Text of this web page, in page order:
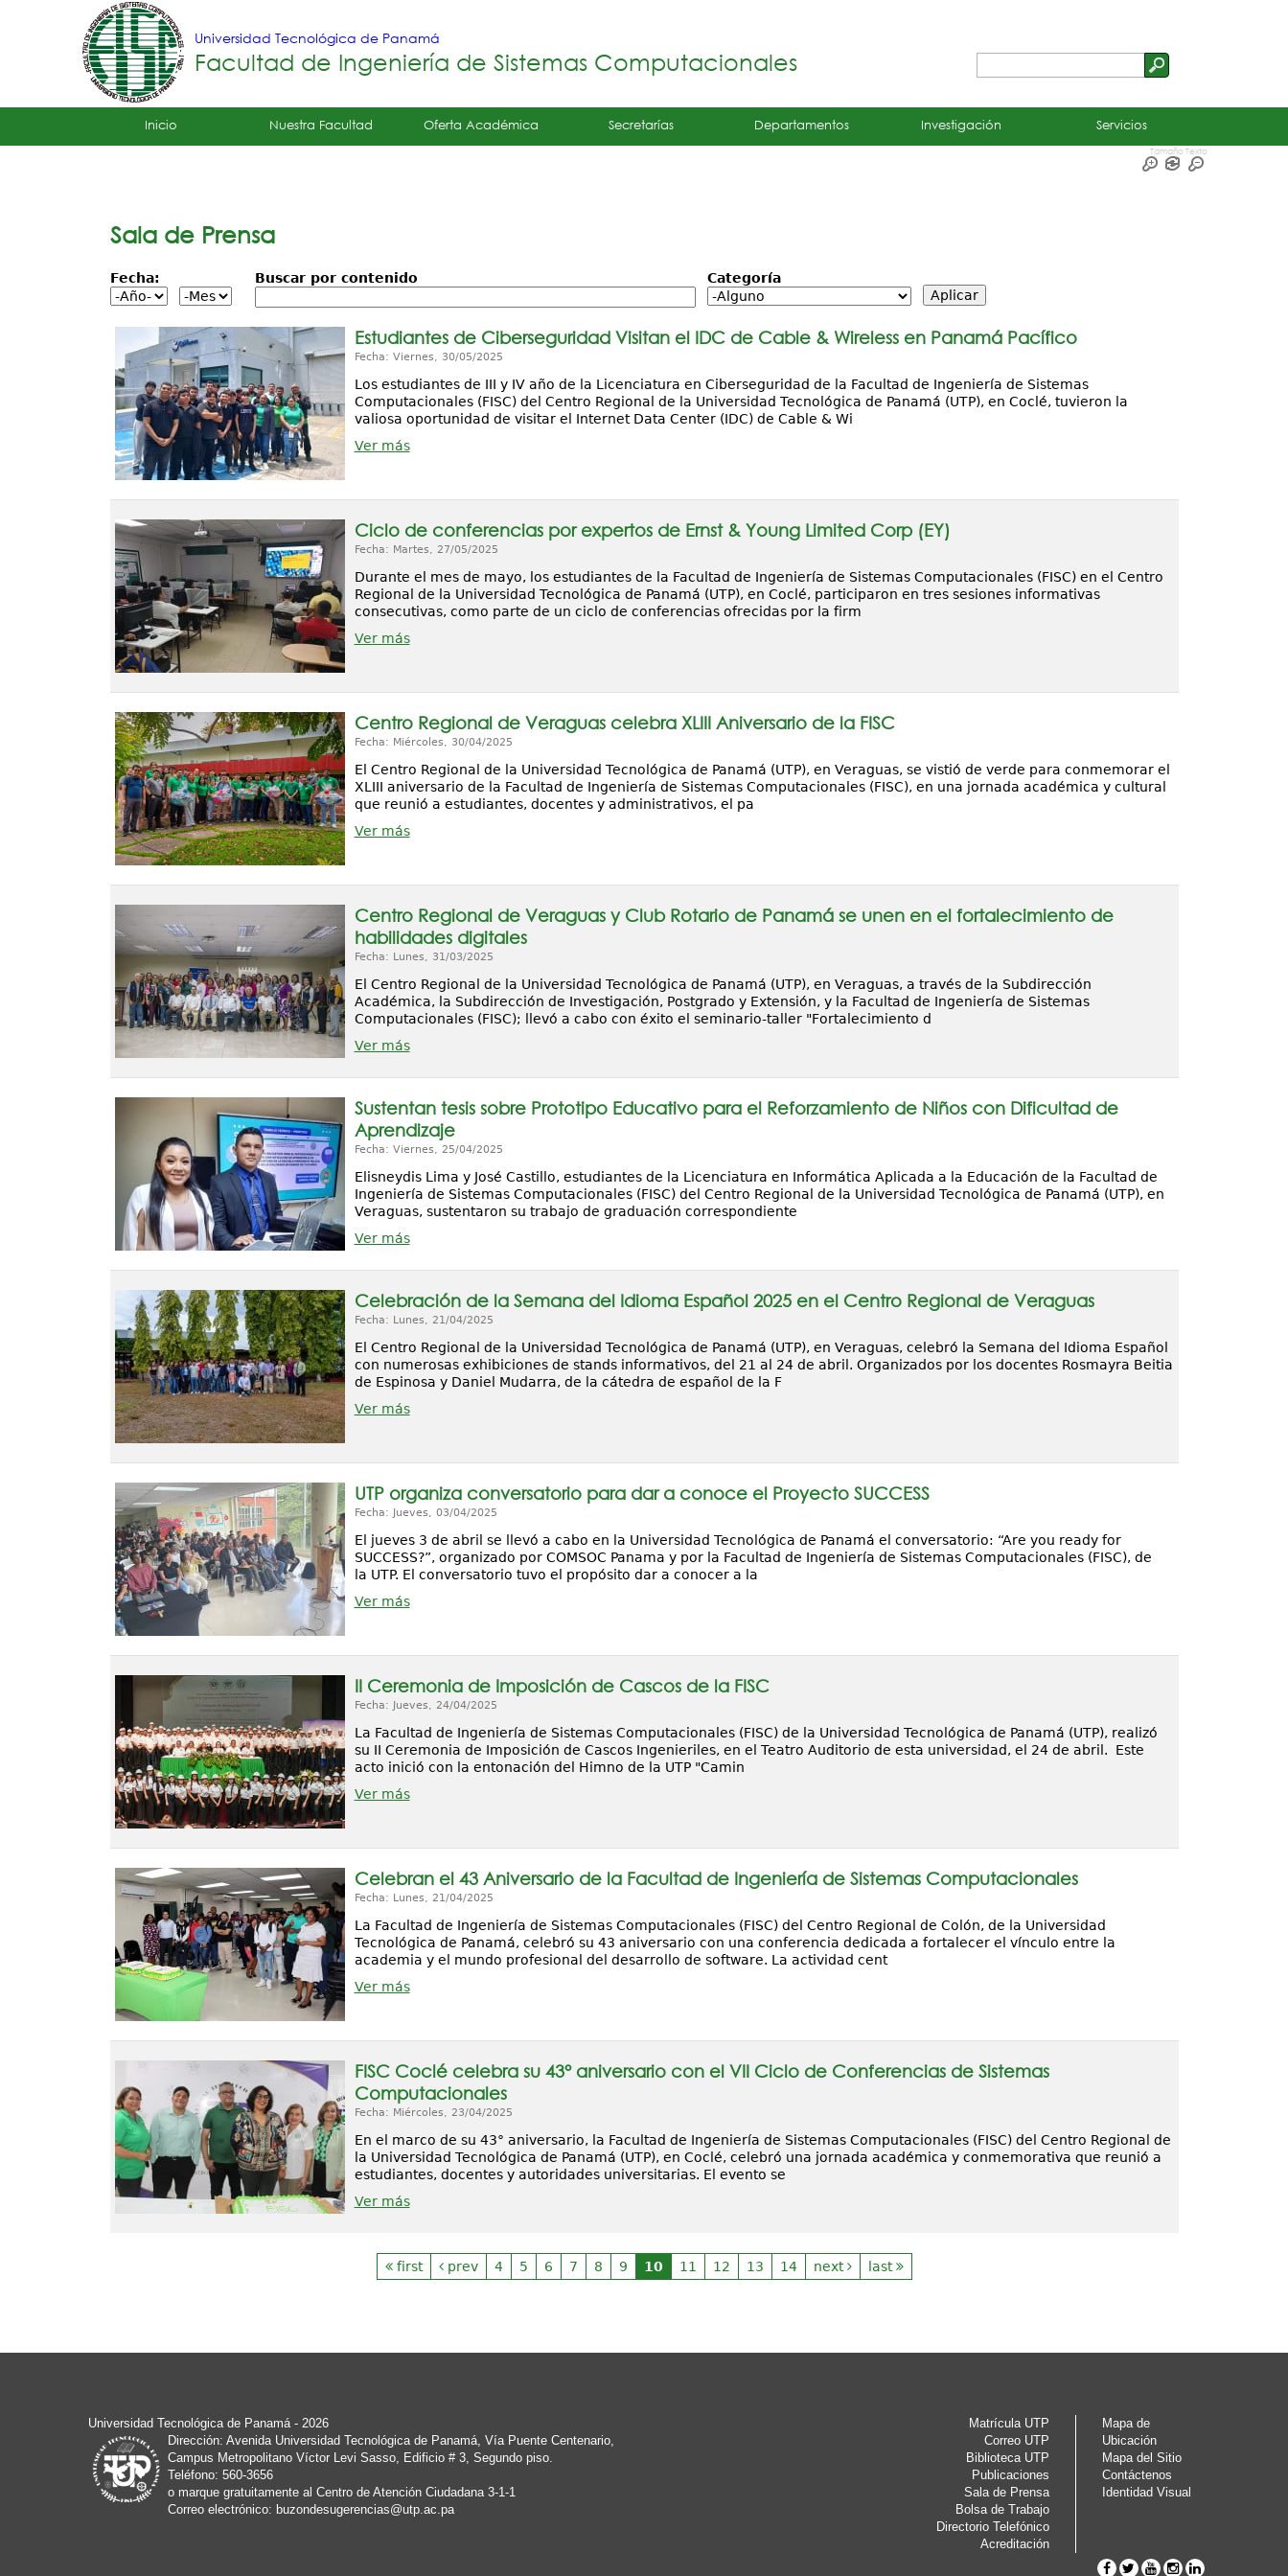
de
Universidad Tecnológica de Panamá
Facultad de Ingeniería de Sistemas Computacionales
TropicalInicio Nuestra Facultad Oferta Académica Secretarías Departamentos Investigación Servicios
Tamaño Texto
Sala de Prensa
Fecha: Buscar por contenido Categoría
Estudiantes de Ciberseguridad Visitan el IDC de Cable & Wireless en Panamá Pacífico
Fecha: Viernes, 30/05/2025
Los estudiantes de III y IV año de la Licenciatura en Ciberseguridad de la Facultad de Ingeniería de Sistemas
Computacionales (FISC) del Centro Regional de la Universidad Tecnológica de Panamá (UTP), en Coclé, tuvieron la
valiosa oportunidad de visitar el Internet Data Center (IDC) de Cable & Wi
Ver más
Ciclo de conferencias por expertos de Ernst & Young Limited Corp (EY)
Fecha: Martes, 27/05/2025
Durante el mes de mayo, los estudiantes de la Facultad de Ingeniería de Sistemas Computacionales (FISC) en el Centro
Regional de la Universidad Tecnológica de Panamá (UTP), en Coclé, participaron en tres sesiones informativas
consecutivas, como parte de un ciclo de conferencias ofrecidas por la firm
Ver más
Centro Regional de Veraguas celebra XLIII Aniversario de la FISC
Fecha: Miércoles, 30/04/2025
El Centro Regional de la Universidad Tecnológica de Panamá (UTP), en Veraguas, se vistió de verde para conmemorar el
XLIII aniversario de la Facultad de Ingeniería de Sistemas Computacionales (FISC), en una jornada académica y cultural
que reunió a estudiantes, docentes y administrativos, el pa
Ver más
Centro Regional de Veraguas y Club Rotario de Panamá se unen en el fortalecimiento de
habilidades digitales
Fecha: Lunes, 31/03/2025
El Centro Regional de la Universidad Tecnológica de Panamá (UTP), en Veraguas, a través de la Subdirección
Académica, la Subdirección de Investigación, Postgrado y Extensión, y la Facultad de Ingeniería de Sistemas
Computacionales (FISC); llevó a cabo con éxito el seminario-taller "Fortalecimiento d
Ver más
Sustentan tesis sobre Prototipo Educativo para el Reforzamiento de Niños con Dificultad de
Aprendizaje
Fecha: Viernes, 25/04/2025
Elisneydis Lima y José Castillo, estudiantes de la Licenciatura en Informática Aplicada a la Educación de la Facultad de
Ingeniería de Sistemas Computacionales (FISC) del Centro Regional de la Universidad Tecnológica de Panamá (UTP), en
Veraguas, sustentaron su trabajo de graduación correspondiente
Ver más
Celebración de la Semana del Idioma Español 2025 en el Centro Regional de Veraguas
Fecha: Lunes, 21/04/2025
El Centro Regional de la Universidad Tecnológica de Panamá (UTP), en Veraguas, celebró la Semana del Idioma Español
con numerosas exhibiciones de stands informativos, del 21 al 24 de abril. Organizados por los docentes Rosmayra Beitia
de Espinosa y Daniel Mudarra, de la cátedra de español de la F
Ver más
UTP organiza conversatorio para dar a conoce el Proyecto SUCCESS
Fecha: Jueves, 03/04/2025
El jueves 3 de abril se llevó a cabo en la Universidad Tecnológica de Panamá el conversatorio: “Are you ready for
SUCCESS?”, organizado por COMSOC Panama y por la Facultad de Ingeniería de Sistemas Computacionales (FISC), de
la UTP. El conversatorio tuvo el propósito dar a conocer a la
Ver más
II Ceremonia de Imposición de Cascos de la FISC
Fecha: Jueves, 24/04/2025
La Facultad de Ingeniería de Sistemas Computacionales (FISC) de la Universidad Tecnológica de Panamá (UTP), realizó
su II Ceremonia de Imposición de Cascos Ingenieriles, en el Teatro Auditorio de esta universidad, el 24 de abril. Este
acto inició con la entonación del Himno de la UTP "Camin
Ver más
Celebran el 43 Aniversario de la Facultad de Ingeniería de Sistemas Computacionales
Fecha: Lunes, 21/04/2025
La Facultad de Ingeniería de Sistemas Computacionales (FISC) del Centro Regional de Colón, de la Universidad
Tecnológica de Panamá, celebró su 43 aniversario con una conferencia dedicada a fortalecer el vínculo entre la
academia y el mundo profesional del desarrollo de software. La actividad cent
Ver más
FISC Coclé celebra su 43° aniversario con el VII Ciclo de Conferencias de Sistemas
Computacionales
Fecha: Miércoles, 23/04/2025
En el marco de su 43° aniversario, la Facultad de Ingeniería de Sistemas Computacionales (FISC) del Centro Regional de
la Universidad Tecnológica de Panamá (UTP), en Coclé, celebró una jornada académica y conmemorativa que reunió a
estudiantes, docentes y autoridades universitarias. El evento se
Ver más
first prev 4 5 6 7 8 9 10 11 12 13 14 next last
Universidad Tecnológica de Panamá- 2026
Dirección: Avenida Universidad Tecnológica de Panamá, Vía Puente Centenario,
Campus Metropolitano Víctor Levi Sasso, Edificio # 3, Segundo piso.
Teléfono: 560-3656
o marque gratuitamente al Centro de Atención Ciudadana 3-1-1
Correo electrónico: buzondesugerencias@utp.ac.pa
Matrícula UTP
Correo UTP
Biblioteca UTP
Publicaciones
Sala de Prensa
Bolsa de Trabajo
Directorio Telefónico
Acreditación
Mapa de
Ubicación
Mapa del Sitio
Contáctenos
Identidad Visual